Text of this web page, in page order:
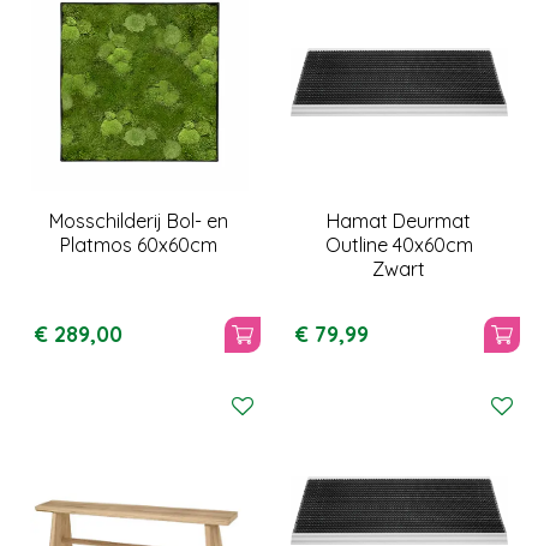
Mosschilderij Bol- en
Platmos 60x60cm
€ 289,00
Hamat Deurmat
Outline 40x60cm
Zwart
€ 79,99